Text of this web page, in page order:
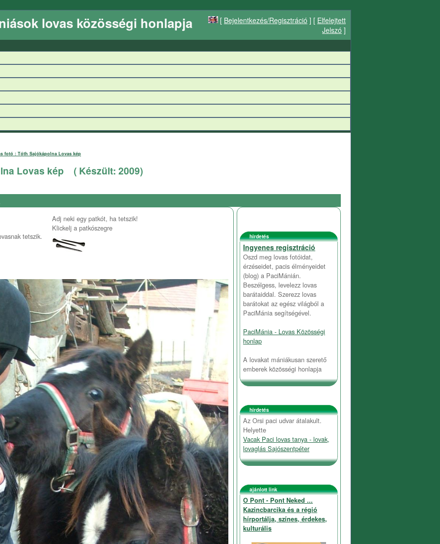
lovas közösségi honlapja [ Bejelentkezés/Regisztráció ] [ Elfelejtett
Jelszó ]
fotó : Tóth Sajókápolna Lovas kép
Lovas kép ( Készült: 2009)
tetszik.
Adj neki egy patkót, ha tetszik!
Klickelj a patkószegre
hirdetés
Ingyenes regisztráció
Oszd meg lovas fotóidat,
érzéseidet, pacis élményeidet
(blog) a PaciMánián.
Beszélgess, levelezz lovas
barátaiddal. Szerezz lovas
barátokat az egész világból a
PaciMánia segítségével.
PaciMánia - Lovas Közösségi
honlap
A lovakat mániákusan szerető
emberek közösségi honlapja
hirdetés
Az Orsi paci udvar átalakult.
Helyette
Vacak Paci lovas tanya - lovak,
lovaglás Sajószentpéter
ajánlott link
O Pont - Pont Neked ...
Kazincbarcika és a régió
hírportálja, színes, érdekes,
kulturális